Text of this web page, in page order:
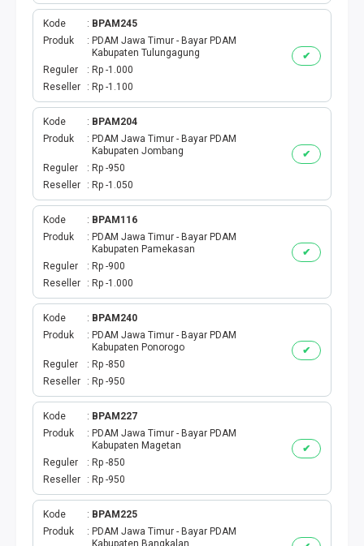
✔
Kode
BPAM245
Produk
PDAM Jawa Timur - Bayar PDAM
Kabupaten Tulungagung
Reguler
Rp -1.000
Reseller
Rp -1.100
✔
Kode
BPAM204
Produk
PDAM Jawa Timur - Bayar PDAM
Kabupaten Jombang
Reguler
Rp -950
Reseller
Rp -1.050
✔
Kode
BPAM116
Produk
PDAM Jawa Timur - Bayar PDAM
Kabupaten Pamekasan
Reguler
Rp -900
Reseller
Rp -1.000
✔
Kode
BPAM240
Produk
PDAM Jawa Timur - Bayar PDAM
Kabupaten Ponorogo
Reguler
Rp -850
Reseller
Rp -950
✔
Kode
BPAM227
Produk
PDAM Jawa Timur - Bayar PDAM
Kabupaten Magetan
Reguler
Rp -850
Reseller
Rp -950
Kode
BPAM225
Produk
PDAM Jawa Timur - Bayar PDAM
Kabupaten Bangkalan